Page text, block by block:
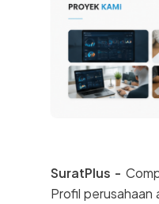
SuratPlus -
Profil perusahaan